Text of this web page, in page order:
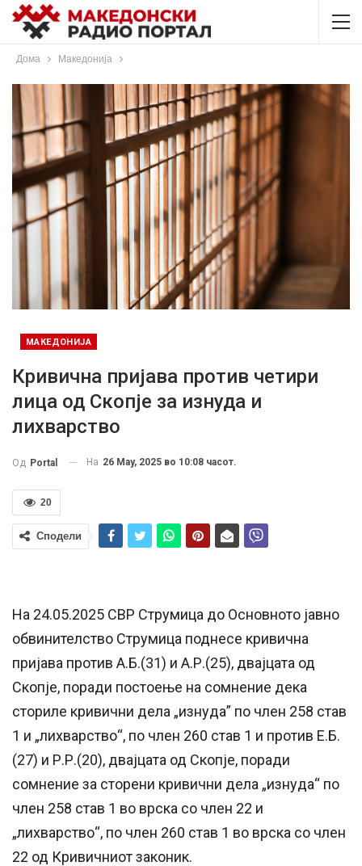
Дома Македонија
МАКЕДОНИЈА
Кривична пријава против четири
лица од Скопје за изнуда и
лихварство
Од Portal На 26 May, 2025 во 10:08 часот.
20
Сподели
На 24.05.2025 СВР Струмица до Основното јавно
обвинителство Струмица поднесе кривична
пријава против А.Б.(31) и А.Р.(25), двајцата од
Скопје, поради постоење на сомнение дека
сториле кривични дела „изнуда” по член 258 став
1 и „лихварство“, по член 260 став 1 и против Е.Б.
(27) и Р.Р.(20), двајцата од Скопје, поради
сомнение за сторени кривични дела „изнуда“ по
член 258 став 1 во врска со член 22 и
„лихварство“, по член 260 став 1 во врска со член
22 од Кривичниот законик.